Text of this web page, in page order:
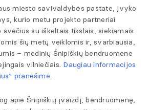
miesto savivaldybės pastate, įvyko
kurio metu projekto partneriai
svečius su iškeltais tikslais, siekiamais
šių metų veiklomis ir, svarbiausia,
– medinių Šnipiškių bendruomene
vilniečiais. Daugiau informacijos
pranešime.
apie Šnipiškių įvaizdį, bendruomenę,